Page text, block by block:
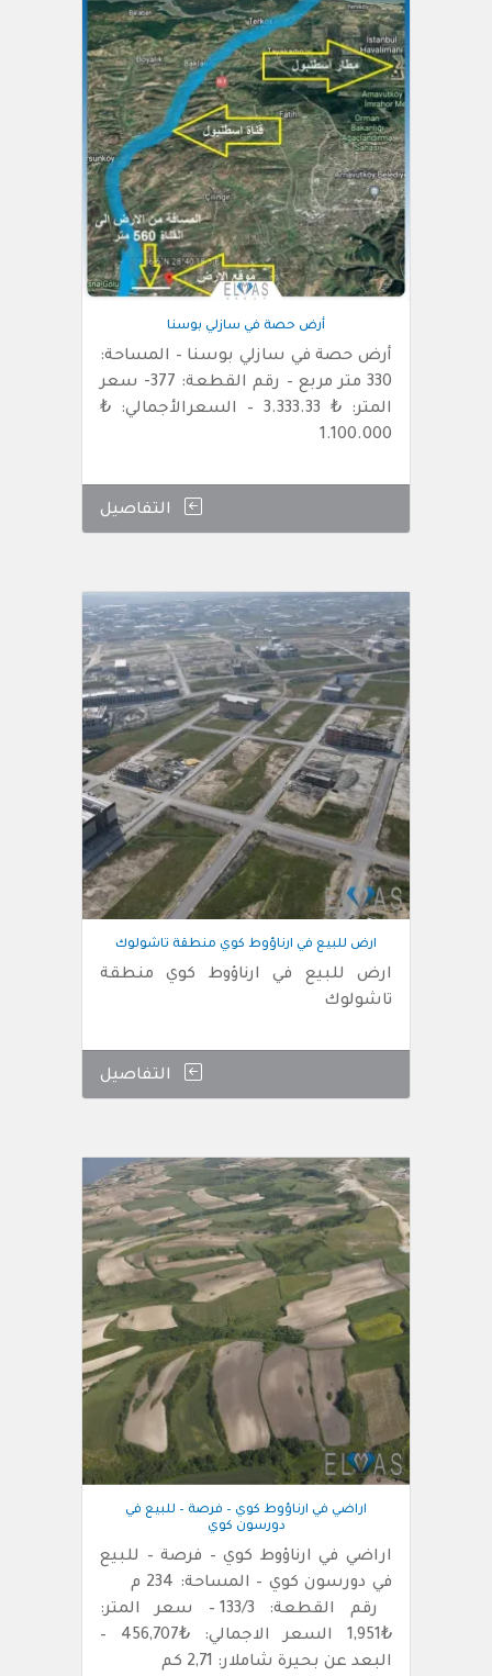
أرض حصة في سازلي بوسنا
أرض حصة في سازلي بوسنا – المساحة:
330 متر مربع – رقم القطعة: 377- سعر
المتر: ₺ 3.333.33 – السعرالأجمالي: ₺
1.100.000
التفاصيل
ارض للبيع في ارناؤوط كوي منطقة تاشولوك
ارض للبيع في ارناؤوط كوي منطقة
تاشولوك
التفاصيل
اراضي في ارناؤوط كوي – فرصة – للبيع في
دورسون كوي
اراضي في ارناؤوط كوي – فرصة – للبيع
في دورسون كوي – المساحة: 234 م
رقم القطعة: 133/3 – سعر المتر:
₺1,951 السعر الاجمالي: ₺456,707 –
البعد عن بحيرة شاملار: 2,71 كم